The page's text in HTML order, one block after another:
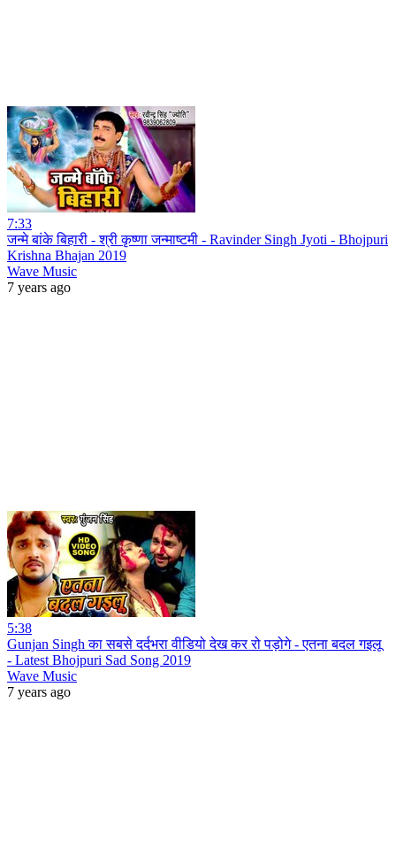
7:33
जन्मे बांके बिहारी - श्री कृष्णा जन्माष्टमी - Ravinder Singh Jyoti - Bhojpuri
Krishna Bhajan 2019
Wave Music
7 years ago
5:38
Gunjan Singh का सबसे दर्दभरा वीडियो देख कर रो पड़ोगे - एतना बदल गइलू
- Latest Bhojpuri Sad Song 2019
Wave Music
7 years ago